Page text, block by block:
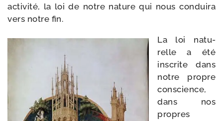
acti­vi­té, la loi de notre nature qui nous condui­ra
vers notre fin.
La loi natu­
relle a été
ins­crite dans
notre propre
conscience,
dans nos
propres